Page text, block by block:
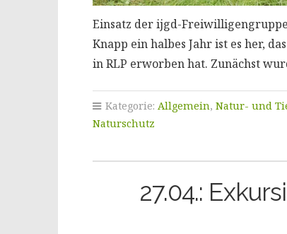
Einsatz der ijgd-
Knapp ein halbes Jahr ist es her,
in RLP erworben hat. Zunächst
Kategorie: Allgemein, Natur- und
Naturschutz
27.04.: